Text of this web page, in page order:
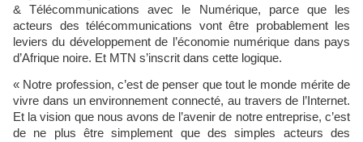
& Télécommunications avec le Numérique, parce que les
acteurs des télécommunications vont être probablement les
leviers du développement de l’économie numérique dans pays
d’Afrique noire. Et MTN s’inscrit dans cette logique.
« Notre profession, c’est de penser que tout le monde mérite de
vivre dans un environnement connecté, au travers de l’Internet.
Et la vision que nous avons de l’avenir de notre entreprise, c’est
de ne plus être simplement que des simples acteurs des